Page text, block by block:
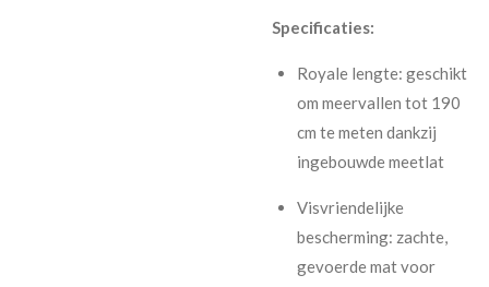
Specificaties:
Royale lengte: geschikt
om meervallen tot 190
cm te meten dankzij
ingebouwde meetlat
Visvriendelijke
bescherming: zachte,
gevoerde mat voor